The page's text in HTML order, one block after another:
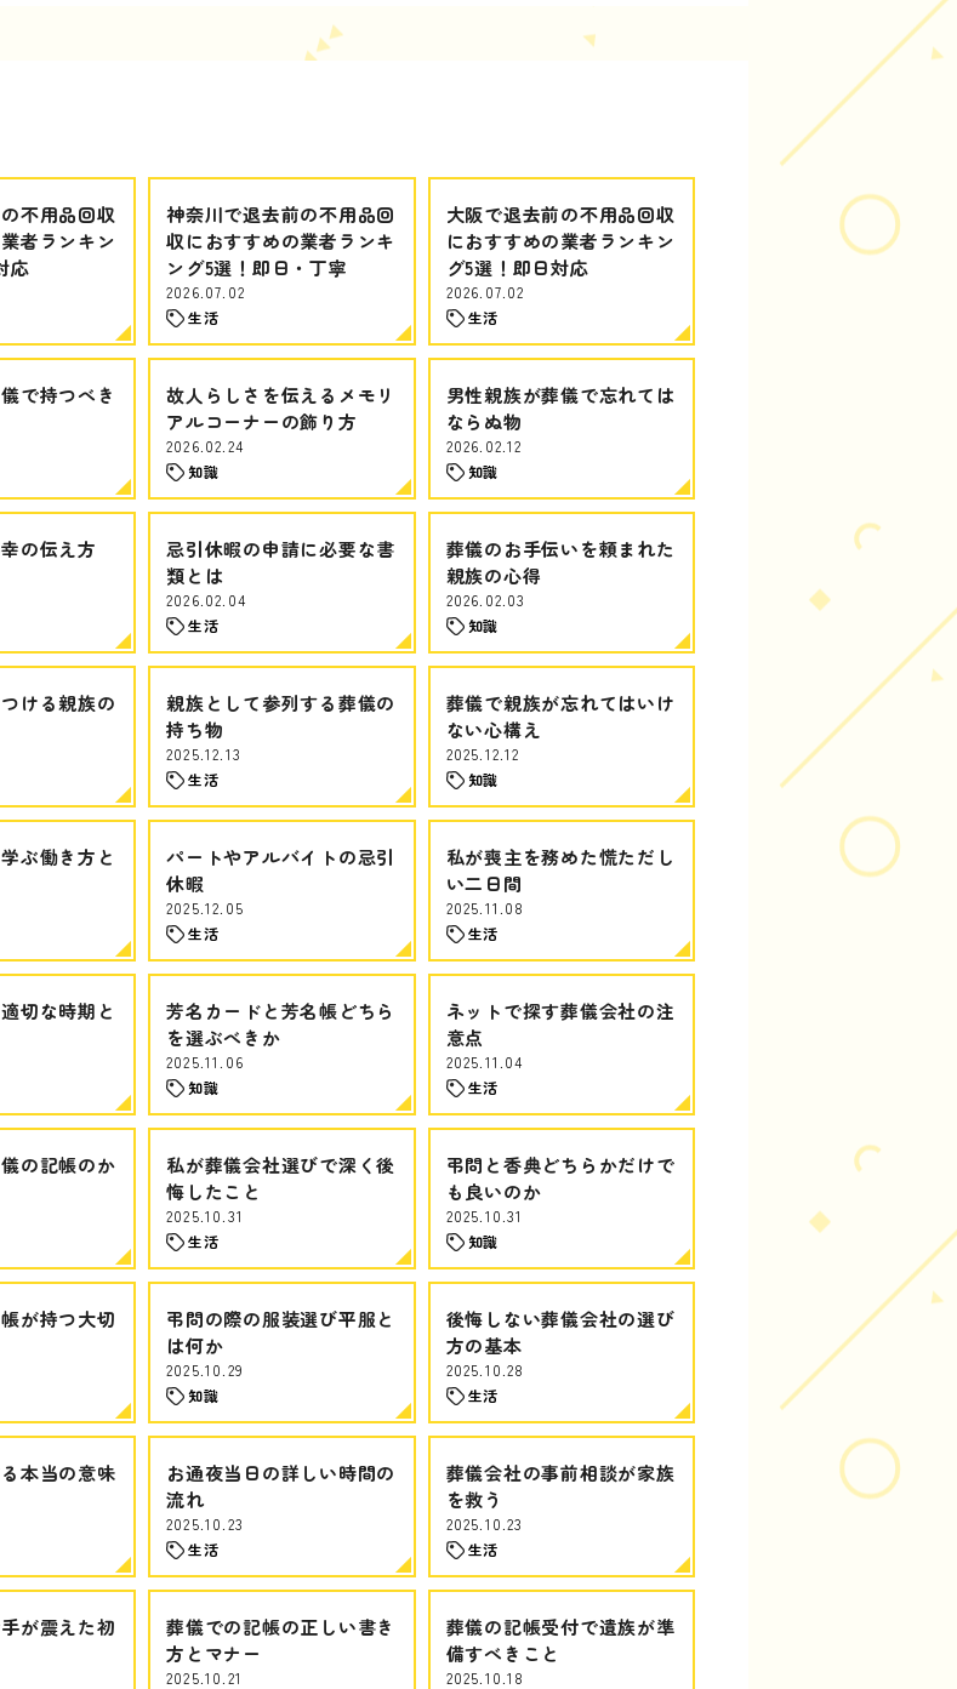
不用品回収
者ランキン
応
神奈川で退去前の不用品回
収におすすめの業者ランキ
ング5選！即日・丁寧
2026.07.02
生活
大阪で退去前の不用品回収
におすすめの業者ランキン
グ5選！即日対応
2026.07.02
生活
で持つべき
故人らしさを伝えるメモリ
アルコーナーの飾り方
2026.02.24
知識
男性親族が葬儀で忘れては
ならぬ物
2026.02.12
知識
の伝え方
忌引休暇の申請に必要な書
類とは
2026.02.04
生活
葬儀のお手伝いを頼まれた
親族の心得
2026.02.03
知識
ける親族の
親族として参列する葬儀の
持ち物
2025.12.13
生活
葬儀で親族が忘れてはいけ
ない心構え
2025.12.12
知識
ぶ働き方と
パートやアルバイトの忌引
休暇
2025.12.05
生活
私が喪主を務めた慌ただし
い二日間
2025.11.08
生活
切な時期と
芳名カードと芳名帳どちら
を選ぶべきか
2025.11.06
知識
ネットで探す葬儀会社の注
意点
2025.11.04
生活
の記帳のか
私が葬儀会社選びで深く後
悔したこと
2025.10.31
生活
弔問と香典どちらかだけで
も良いのか
2025.10.31
知識
が持つ大切
弔問の際の服装選び平服と
は何か
2025.10.29
知識
後悔しない葬儀会社の選び
方の基本
2025.10.28
生活
本当の意味
お通夜当日の詳しい時間の
流れ
2025.10.23
生活
葬儀会社の事前相談が家族
を救う
2025.10.23
生活
が震えた初
葬儀での記帳の正しい書き
方とマナー
2025.10.21
葬儀の記帳受付で遺族が準
備すべきこと
2025.10.18